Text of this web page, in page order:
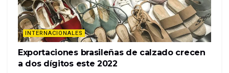
INTERNACIONALES
Exportaciones brasileñas de calzado crecen
a dos dígitos este 2022